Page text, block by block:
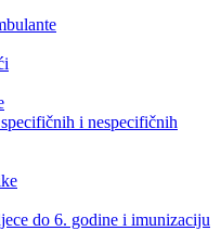
i nespecifičnih
do 6. godine i imunizaciju